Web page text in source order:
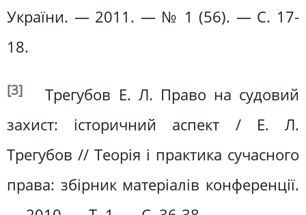
України. — 2011. — № 1 (56). — С. 17-
18.
[3]
Трегубов Е. Л. Право на судовий
захист: історичний аспект / Е. Л.
Трегубов // Теорія і практика сучасного
права: збірник матеріалів конференції.